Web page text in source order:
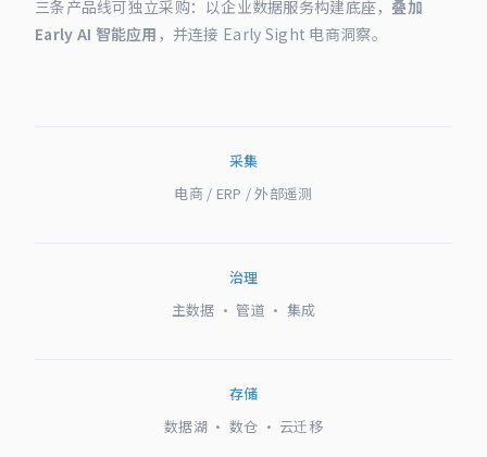
三条产品线可独立采购：以企业数据服务构建底座， 叠加
Early AI 智能应用 ，并连接 Early Sight 电商洞察。
采集
电商 / ERP / 外部遥测
治理
主数据 · 管道 · 集成
存储
数据湖 · 数仓 · 云迁移